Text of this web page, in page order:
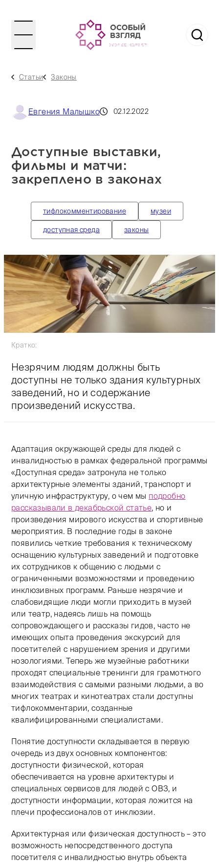
Статьи Законы
Евгения Малышко 02.12.2022
Доступные выставки,
фильмы и матчи:
закреплено в законах
тифлокомментирование музеи
доступная среда законы
Кратко:
Незрячим людям должны быть
доступны не только здания культурных
заведений, но и содержание
произведений искусства.
Адаптация окружающей среды для людей с
инвалидностью в рамках федеральной программы
«Доступная среда» затронула не только
архитектурные элементы зданий, транспорт и
уличную инфраструктуру, о чем мы подробно
рассказывали в декабрьской статье, но и
произведения мирового искусства и спортивные
мероприятия. В последние годы в законе
появились четкие требования к техническому
оснащению культурных заведений и подготовке
их сотрудников к общению с людьми с
ограниченными возможностями и проведению
инклюзивных программ. Раньше незрячие и
слабовидящие люди могли приходить в музей
или театр, надеясь лишь на помощь
сопровождающего и рассказы гидов, часто не
имеющих опыта проведения экскурсий для
посетителей с нарушением зрения и другими
нозологиями. Теперь же музейные работники
проходят специальные тренинги для грамотного
взаимодействия с самыми разными людьми, а во
многих театрах и кинотеатрах стали доступны
тифлокомментарии, созданные
квалифицированными специалистами.
Понятие доступности складывается в первую
очередь из двух основных компонентов:
доступности физической, которая
обеспечивается на уровне архитектуры и
специальных сервисов для людей с ОВЗ, и
доступности информации, которая ложится на
плечи профессионалов от инклюзии.
Архитектурная или физическая доступность – это
возможность непосредственного доступа
посетителя с инвалидностью внутрь объекта